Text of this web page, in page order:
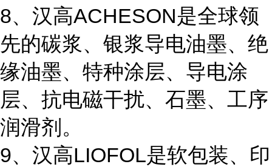
8、汉高ACHESON是全球领
先的碳浆、银浆导电油墨、绝
缘油墨、特种涂层、导电涂
层、抗电磁干扰、石墨、工序
润滑剂。
9、汉高LIOFOL是软包装、印